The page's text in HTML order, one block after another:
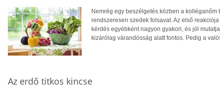
Nemrég egy beszélgetés közben a
rendszeresen szedek folsavat. Az első
kérdés egyébként nagyon gyakori, és jól
kizárólag várandósság alatt fontos. Pedig a
Az erdő titkos kincse